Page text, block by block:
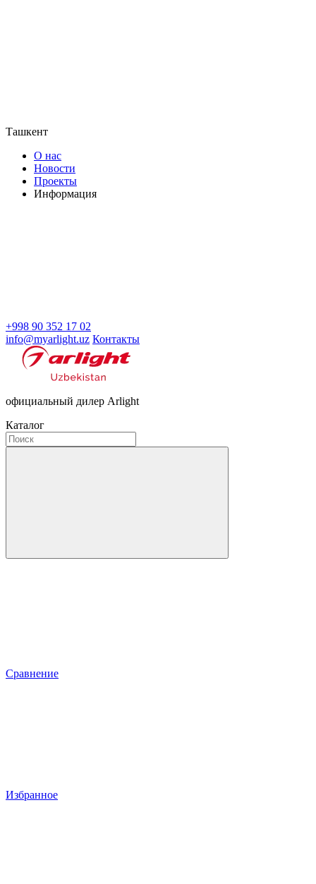
Ташкент
О нас
Новости
Проекты
Информация
+998 90 352 17 02
info@myarlight.uz Контакты
официальный дилер Arlight
Каталог
Сравнение
Избранное